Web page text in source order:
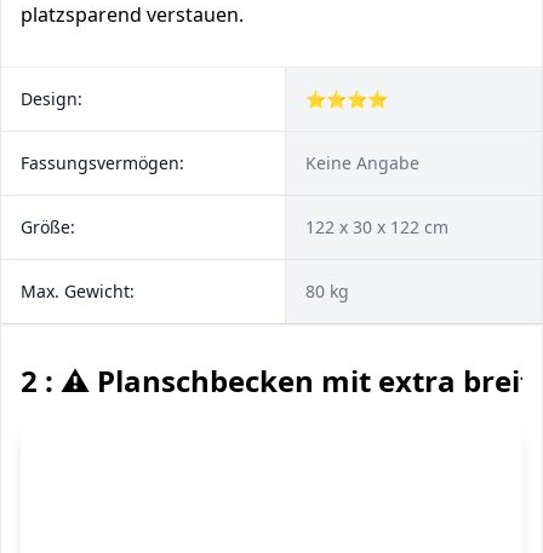
platzsparend verstauen.
Design: ⭐⭐⭐⭐
Fassungsvermögen: Keine Angabe
Größe: 122 x 30 x 122 cm
Max. Gewicht: 80 kg
2 : ⚠️ Planschbecken mit extra